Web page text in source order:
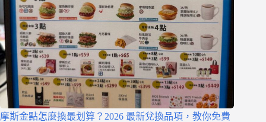
摩斯金點怎麼換最划算？2026 最新兌換品項，教你免費